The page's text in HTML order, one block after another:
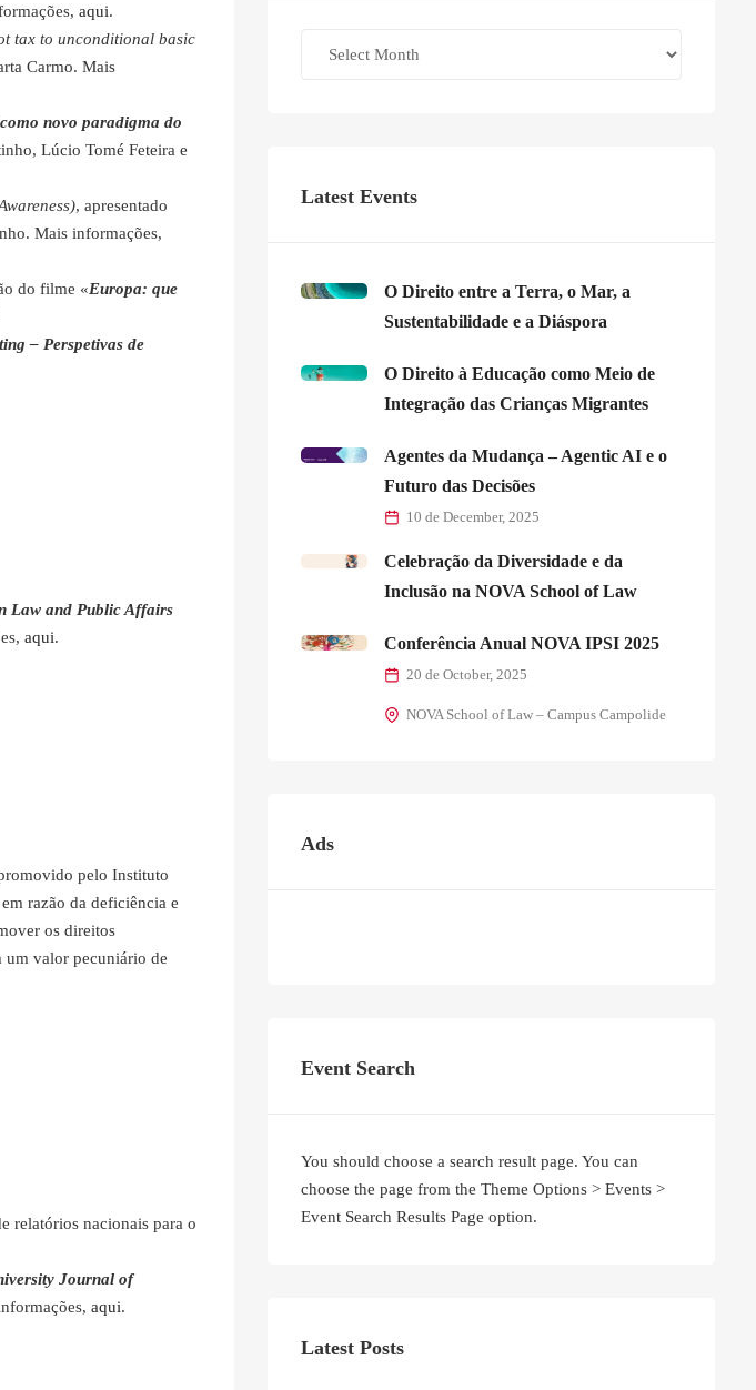
aqui.
tax to unconditional basic
Carmo. Mais
novo paradigma do
Lúcio Tomé Feteira e
, apresentado
Mais informações,
do filme «Europa: que
– Perspetivas de
Law and Public Affairs
aqui.
pelo Instituto
razão da deficiência e
os direitos
um valor pecuniário de
relatórios nacionais para o
Journal of
aqui.
Latest Events
O Direito entre a Terra, o Mar, a
Sustentabilidade e a Diáspora
O Direito à Educação como Meio de
Integração das Crianças Migrantes
Agentes da Mudança – Agentic AI e o
Futuro das Decisões
10 de December, 2025
Celebração da Diversidade e da
Inclusão na NOVA School of Law
Conferência Anual NOVA IPSI 2025
20 de October, 2025
NOVA School of Law – Campus Campolide
Ads
Event Search
You should choose a search result page. You can
choose the page from the Theme Options > Events >
Event Search Results Page option.
Latest Posts